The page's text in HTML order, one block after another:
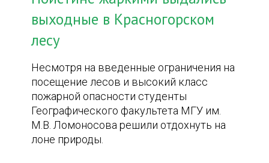
выходные в Красногорском
лесу
Несмотря на введенные ограничения на
посещение лесов и высокий класс
пожарной опасности студенты
Географического факультета МГУ им.
М.В. Ломоносова решили отдохнуть на
лоне природы.